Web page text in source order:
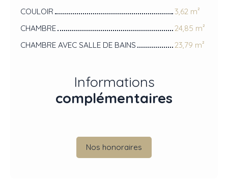
COULOIR
3,62 m²
CHAMBRE
24,85 m²
CHAMBRE AVEC SALLE DE BAINS
23,79 m²
Informations
complémentaires
Nos honoraires